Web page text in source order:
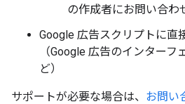
の作成者にお問い合わ
Google 広告スクリプトに直
（Google 広告のインター
ど）
サポートが必要な場合は、 お問い